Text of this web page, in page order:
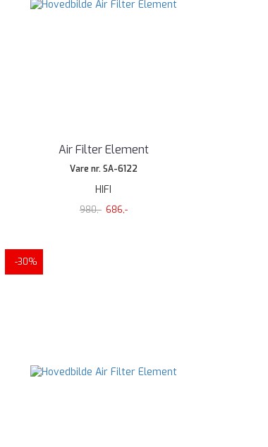
Air Filter Element
Vare nr. SA-6122
HIFI
980,- 686,-
-30%